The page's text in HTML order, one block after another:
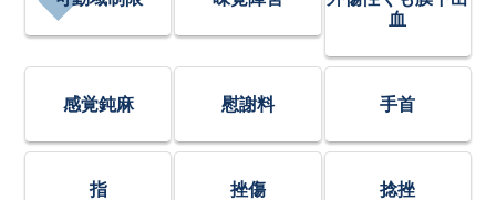
血
感覚鈍麻 慰謝料 手首
指 挫傷 捻挫